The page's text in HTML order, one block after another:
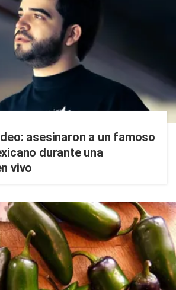
asesinaron a un famoso
durante una
vivo